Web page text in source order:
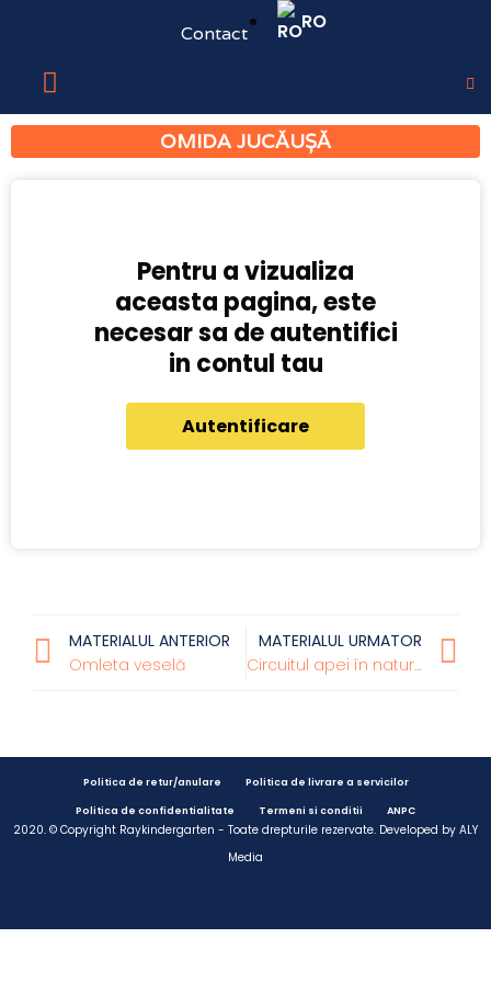
Contact RO
OMIDA JUCĂUȘĂ
Pentru a vizualiza
aceasta pagina, este
necesar sa de autentifici
in contul tau
Autentificare
MATERIALUL ANTERIOR
Omleta veselă
MATERIALUL URMATOR
Circuitul apei în natură
Politica de retur/anulare Politica de livrare a servicilor
Politica de confidentialitate Termeni si conditii ANPC
2020. © Copyright Raykindergarten - Toate drepturile rezervate. Developed by ALY
Media